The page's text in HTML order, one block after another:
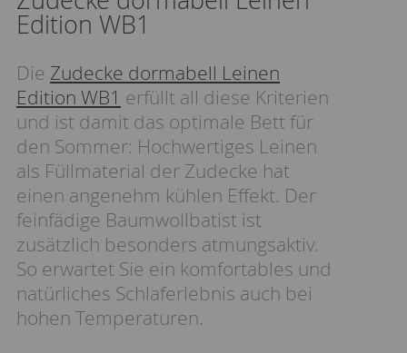
Edition WB1
Die Zudecke dormabell Leinen
Edition WB1 erfüllt all diese Kriterien
und ist damit das optimale Bett für
den Sommer: Hochwertiges Leinen
als Füllmaterial der Zudecke hat
einen angenehm kühlen Effekt. Der
feinfädige Baumwollbatist ist
zusätzlich besonders atmungsaktiv.
So erwartet Sie ein komfortables und
natürliches Schlaferlebnis auch bei
hohen Temperaturen.